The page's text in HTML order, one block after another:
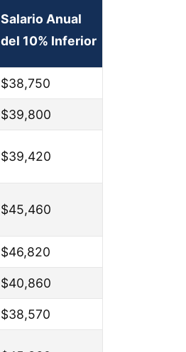
Salario Anual
del 10% Inferior
$38,750
$39,800
$39,420
$45,460
$46,820
$40,860
$38,570